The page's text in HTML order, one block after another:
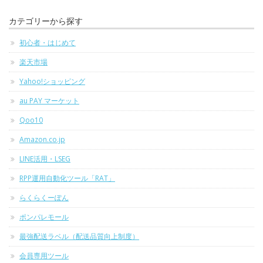
カテゴリーから探す
初心者・はじめて
楽天市場
Yahoo!ショッピング
au PAY マーケット
Qoo10
Amazon.co.jp
LINE活用・LSEG
RPP運用自動化ツール「RAT」
らくらくーぽん
ポンパレモール
最強配送ラベル（配送品質向上制度）
会員専用ツール